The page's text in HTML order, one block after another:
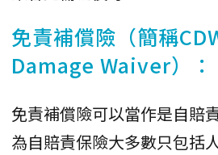
免責補償險（簡稱
Damage Waiver）：
免責補償險可以當作是自賠
為自賠責保險大多數只包括